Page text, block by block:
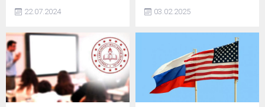
düzenlenen silahlı saldırıda
yaralandı. Polis tarafından
yakalanan saldırganın savaş
gazisi olduğu öğrenildi.
Hırvatistan Cumhurbaşkanı
Zoran Milanovic yaptığı
açıklamada, saldırının
22.07.2024
bölümde oynanan nefes
yarışmacılar arasında
yaşanan tartışmalar
gündem oldu. Peki,
Survivor'da kim elendi?
Serenay mı, Meryem mi
03.02.2025